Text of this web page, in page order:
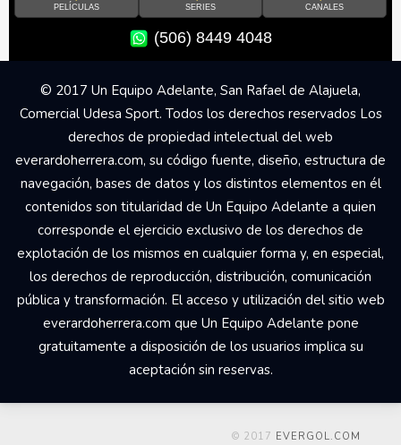
PELÍCULAS SERIES CANALES
(506) 8449 4048
© 2017 Un Equipo Adelante, San Rafael de Alajuela,
Comercial Udesa Sport. Todos los derechos reservados Los
derechos de propiedad intelectual del web
everardoherrera.com, su código fuente, diseño, estructura de
navegación, bases de datos y los distintos elementos en él
contenidos son titularidad de Un Equipo Adelante a quien
corresponde el ejercicio exclusivo de los derechos de
explotación de los mismos en cualquier forma y, en especial,
los derechos de reproducción, distribución, comunicación
pública y transformación. El acceso y utilización del sitio web
everardoherrera.com que Un Equipo Adelante pone
gratuitamente a disposición de los usuarios implica su
aceptación sin reservas.
© 2017 EVERGOL.COM